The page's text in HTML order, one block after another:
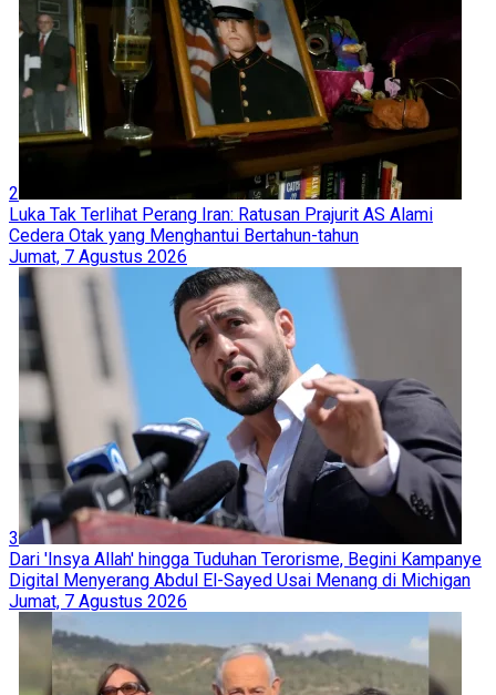
2
Luka Tak Terlihat Perang Iran: Ratusan Prajurit AS Alami
Cedera Otak yang Menghantui Bertahun-tahun
Jumat, 7 Agustus 2026
3
Dari 'Insya Allah' hingga Tuduhan Terorisme, Begini Kampanye
Digital Menyerang Abdul El-Sayed Usai Menang di Michigan
Jumat, 7 Agustus 2026